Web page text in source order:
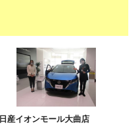
日産イオンモール大曲店